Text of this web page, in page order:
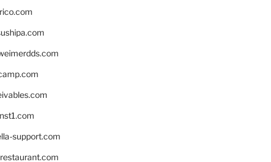
support.com